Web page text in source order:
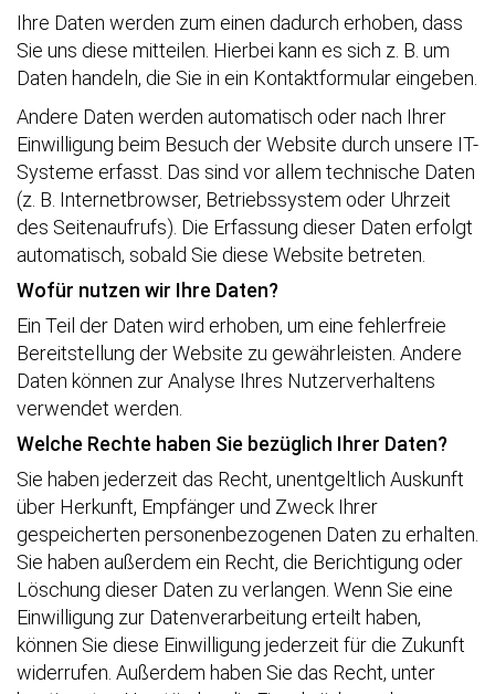
Ihre Daten werden zum einen dadurch erhoben, dass
Sie uns diese mitteilen. Hierbei kann es sich z. B. um
Daten handeln, die Sie in ein Kontaktformular eingeben.
Andere Daten werden automatisch oder nach Ihrer
Einwilligung beim Besuch der Website durch unsere IT-
Systeme erfasst. Das sind vor allem technische Daten
(z. B. Internetbrowser, Betriebssystem oder Uhrzeit
des Seitenaufrufs). Die Erfassung dieser Daten erfolgt
automatisch, sobald Sie diese Website betreten.
Wofür nutzen wir Ihre Daten?
Ein Teil der Daten wird erhoben, um eine fehlerfreie
Bereitstellung der Website zu gewährleisten. Andere
Daten können zur Analyse Ihres Nutzerverhaltens
verwendet werden.
Welche Rechte haben Sie bezüglich Ihrer Daten?
Sie haben jederzeit das Recht, unentgeltlich Auskunft
über Herkunft, Empfänger und Zweck Ihrer
gespeicherten personenbezogenen Daten zu erhalten.
Sie haben außerdem ein Recht, die Berichtigung oder
Löschung dieser Daten zu verlangen. Wenn Sie eine
Einwilligung zur Datenverarbeitung erteilt haben,
können Sie diese Einwilligung jederzeit für die Zukunft
widerrufen. Außerdem haben Sie das Recht, unter